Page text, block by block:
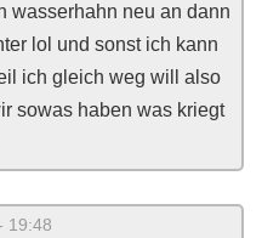
wasserhahn neu an dann
lol und sonst ich kann
ich gleich weg will also
sowas haben was kriegt
19:48